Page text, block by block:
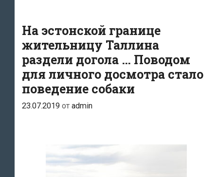
На эстонской границе
жительницу Таллина
раздели догола … Поводом
для личного досмотра стало
поведение собаки
23.07.2019 от admin